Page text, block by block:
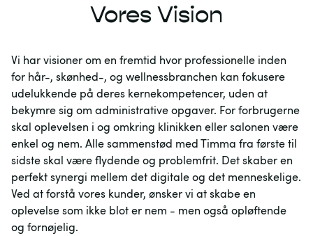
Vores Vision
Vi har visioner om en fremtid hvor professionelle inden
for hår-, skønhed-, og wellnessbranchen kan fokusere
udelukkende på deres kernekompetencer, uden at
bekymre sig om administrative opgaver. For forbrugerne
skal oplevelsen i og omkring klinikken eller salonen være
enkel og nem. Alle sammenstød med Timma fra første til
sidste skal være flydende og problemfrit. Det skaber en
perfekt synergi mellem det digitale og det menneskelige.
Ved at forstå vores kunder, ønsker vi at skabe en
oplevelse som ikke blot er nem - men også opløftende
og fornøjelig.